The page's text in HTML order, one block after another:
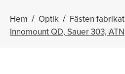
Hem Optik Fästen fabrikat
Innomount QD, Sauer 303, ATN